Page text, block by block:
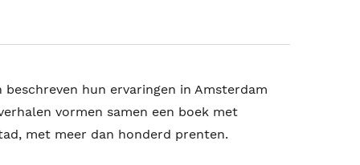
beschreven hun ervaringen in Amsterdam
vormen samen een boek met
met meer dan honderd prenten.